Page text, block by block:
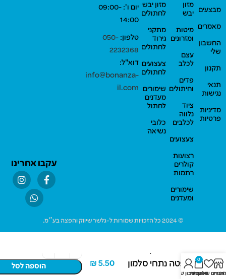
מבצעים
מאמרים
החשבון
שלי
תקנון
תנאי
נגישות
מדיניות
פרטיות
מזון
יבש
מיטות
ומזרונים
עצם
לכלב
פדים
וחיתולים
ציוד
נלווה
לכלבים
צעצועים
רצועות
קולרים
רתמות
שימורים
ומעדנים
מזון יבש
לחתולים
מתקני
גירוד
לחתולים
צעצועים
לחתולים
שימורים
מעדנים
לחתול
כלובי
נשיאה
יום ו': 09:00-
14:00
טלפון:050-
2232368
דוא"ל:
info@bonanza-
il.com
עקבו אחרינו
© 2024 כל הזכויות שמורות ל-גלשר שיווק והפצה בע״מ.
פטה נתחי סלמון
5.50
₪
הוספה לסל
חנות
מוצרים שאהבתי
0
סל קניות
החשבון שלי